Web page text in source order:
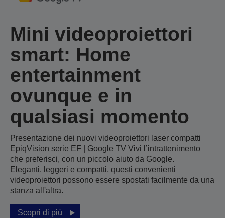
Mini videoproiettori
smart: Home
entertainment
ovunque e in
qualsiasi momento
Presentazione dei nuovi videoproiettori laser compatti
EpiqVision serie EF | Google TV Vivi l’intrattenimento
che preferisci, con un piccolo aiuto da Google.
Eleganti, leggeri e compatti, questi convenienti
videoproiettori possono essere spostati facilmente da una
stanza all'altra.
Scopri di più